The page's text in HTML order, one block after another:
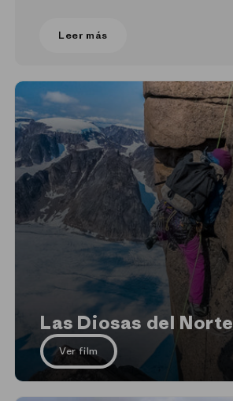
Leer más
Las Diosas del Norte
Ver film